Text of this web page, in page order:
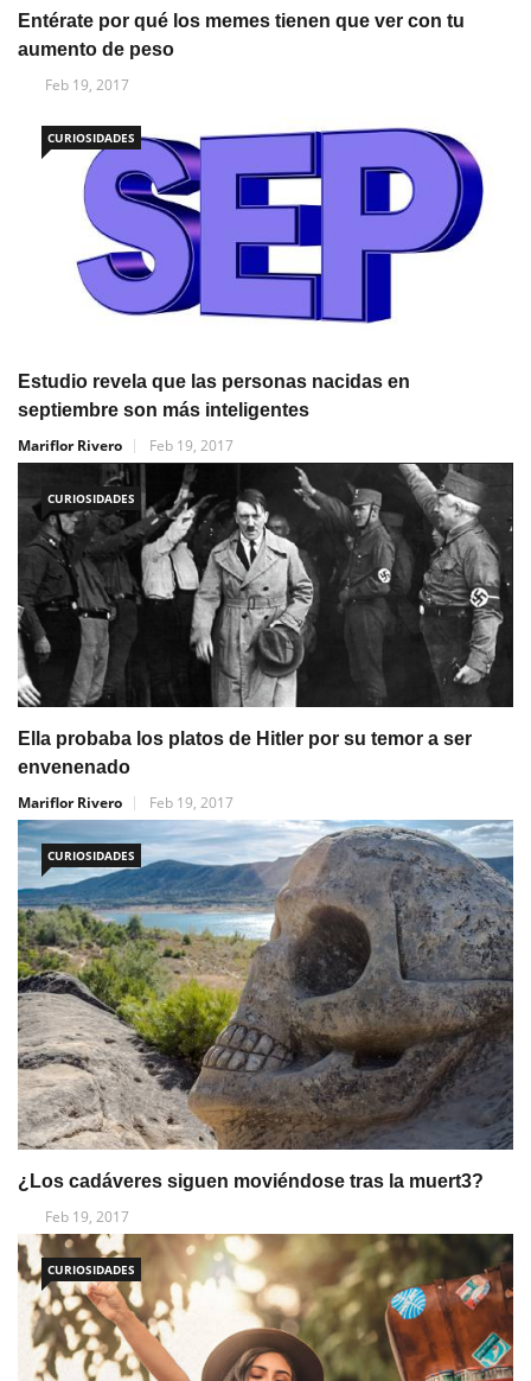
Entérate por qué los memes tienen que ver con tu
aumento de peso
Feb 19, 2017
CURIOSIDADES
Estudio revela que las personas nacidas en
septiembre son más inteligentes
Mariflor Rivero
Feb 19, 2017
CURIOSIDADES
Ella probaba los platos de Hitler por su temor a ser
envenenado
Mariflor Rivero
Feb 19, 2017
CURIOSIDADES
¿Los cadáveres siguen moviéndose tras la muert3?
Feb 19, 2017
CURIOSIDADES